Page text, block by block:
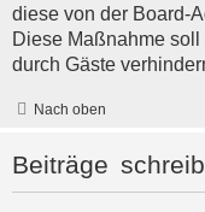
diese von der Board-
Diese Maßnahme
durch Gäste
Nach oben
Beiträge